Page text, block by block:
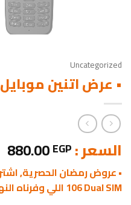
Uncategorized
• عرض اتنين موبايل Nokia 106 Dual SIM
السعر : 880.00EGP
106 Dual SIM اللي وفرناه النهاردة بسعر ميتفوتش,